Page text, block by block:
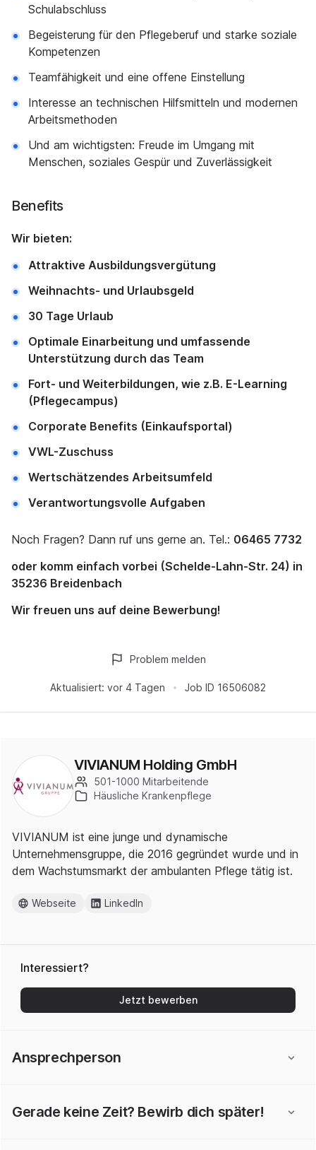
Schulabschluss
Begeisterung für den Pflegeberuf und starke soziale
Kompetenzen
Teamfähigkeit und eine offene Einstellung
Interesse an technischen Hilfsmitteln und modernen
Arbeitsmethoden
Und am wichtigsten: Freude im Umgang mit
Menschen, soziales Gespür und Zuverlässigkeit
Benefits
Wir bieten:
Attraktive Ausbildungsvergütung
Weihnachts- und Urlaubsgeld
30 Tage Urlaub
Optimale Einarbeitung und umfassende
Unterstützung durch das Team
Fort- und Weiterbildungen, wie z.B. E-Learning
(Pflegecampus)
Corporate Benefits (Einkaufsportal)
VWL-Zuschuss
Wertschätzendes Arbeitsumfeld
Verantwortungsvolle Aufgaben
Noch Fragen? Dann ruf uns gerne an. Tel.: 06465 7732
oder komm einfach vorbei (Schelde-Lahn-Str. 24) in
35236 Breidenbach
Wir freuen uns auf deine Bewerbung!
Aktualisiert: vor 4 Tagen Job ID 16506082
Problem melden
VIVIANUM Holding GmbH
501-1000 Mitarbeitende
Häusliche Krankenpflege
VIVIANUM ist eine junge und dynamische
Unternehmensgruppe, die 2016 gegründet wurde und in
dem Wachstumsmarkt der ambulanten Pflege tätig ist.
Webseite LinkedIn
Interessiert?
Jetzt bewerben
Ansprechperson
Gerade keine Zeit? Bewirb dich später!